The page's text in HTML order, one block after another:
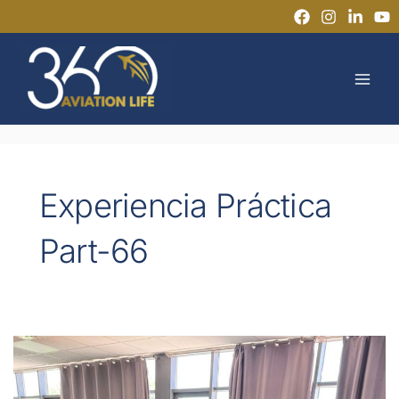
al
contenido
Experiencia Práctica
Part-66
¿Cuántos
años
de